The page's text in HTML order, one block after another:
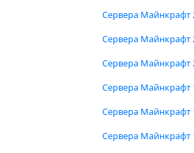
Сервера Майнкрафт
Сервера Майнкрафт
Сервера Майнкрафт
Сервера Майнкрафт
Сервера Майнкрафт
Сервера Майнкрафт